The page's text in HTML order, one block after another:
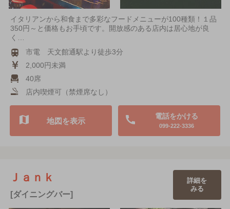
イタリアンから和食まで多彩なフードメニューが100種類！１品
350円～と価格もお手頃です。開放感のある店内は居心地が良
く…
市電 天文館通駅より徒歩3分
2,000円未満
40席
店内喫煙可（禁煙席なし）
電話をかける
099-222-3336
地図を表示
Ｊａｎｋ
[ダイニングバー]
詳細を
みる